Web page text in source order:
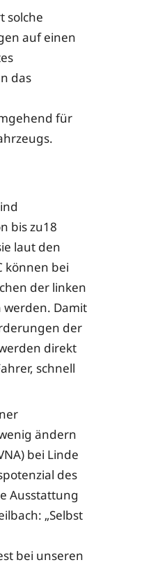
solche
auf einen
das
für
bis zu18
laut den
können bei
der linken
werden. Damit
der
direkt
schnell
ändern
bei Linde
des
Ausstattung
„Selbst
bei unseren